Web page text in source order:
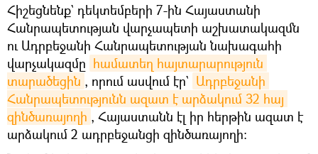
Հիշեցնենք` դեկտեմբերի 7-ին Հայաստանի
Հանրապետության վարչապետի աշխատակազմն
ու Ադրբեջանի Հանրապետության նախագահի
վարչակազմը համատեղ հայտարարություն
տարածեցին , որում ասվում էր` Ադրբեջանի
Հանրապետությունն ազատ է արձակում 32 հայ
զինծառայողի , Հայաստանն էլ իր հերթին ազատ է
արձակում 2 ադրբեջանցի զինծառայողի։